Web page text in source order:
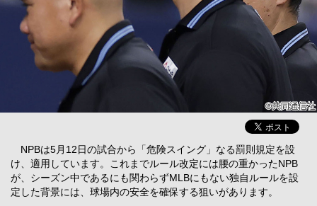
NPBは5月12日の試合から「危険スイング」なる罰則規定を設
け、適用しています。これまでルール改定には腰の重かったNPB
が、シーズン中であるにも関わらずMLBにもない独自ルールを設
定した背景には、球場内の安全を確保する狙いがあります。